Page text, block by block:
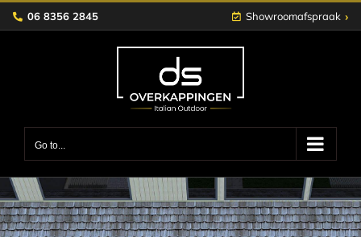
Skip
to
06 8356 2845 Showroomafspraak ›
Go to...